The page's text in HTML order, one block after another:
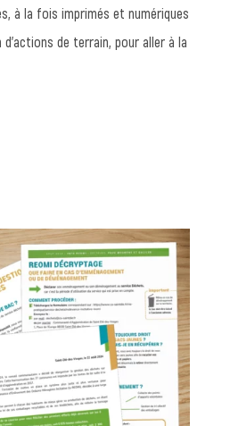
à la fois imprimés et numériques
de terrain, pour aller à la